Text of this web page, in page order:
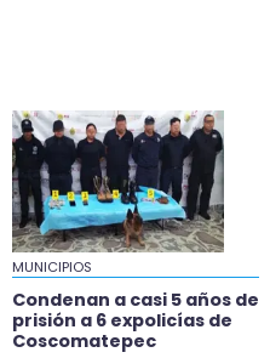
En Chocamán tiran
molestos por obra
19:13
Localizan a Abigail,
en José Azueta
18:42
Buscan a Scarlet,
Coatzintla
MUNICIPIOS
Condenan a casi 5 años de
prisión a 6 expolicías de
Coscomatepec